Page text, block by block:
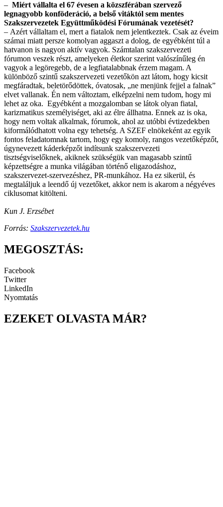
– Miért vállalta el 67 évesen a közszférában szervező
legnagyobb konföderáció, a belső vitáktól sem mentes
Szakszervezetek Együttműködési Fórumának vezetését?
– Azért vállaltam el, mert a fiatalok nem jelentkeztek. Csak az éveim
számai miatt persze komolyan aggaszt a dolog, de egyébként túl a
hatvanon is nagyon aktív vagyok. Számtalan szakszervezeti
fórumon veszek részt, amelyeken életkor szerint valószínűleg én
vagyok a legöregebb, de a legfiatalabbnak érzem magam. A
különböző szintű szakszervezeti vezetőkön azt látom, hogy kicsit
megfáradtak, beletörődöttek, óvatosak, „ne menjünk fejjel a falnak”
elvet vallanak. Én nem változtam, elképzelni nem tudom, hogy mi
lehet az oka. Egyébként a mozgalomban se látok olyan fiatal,
karizmatikus személyiséget, aki az élre állhatna. Ennek az is oka,
hogy nem voltak alkalmak, fórumok, ahol az utóbbi évtizedekben
kiformálódhatott volna egy tehetség. A SZEF elnökeként az egyik
fontos feladatomnak tartom, hogy egy komoly, rangos vezetőképzőt,
úgynevezett káderképzőt indítsunk szakszervezeti
tisztségviselőknek, akiknek szükségük van magasabb szintű
képzettségre a munka világában történő eligazodáshoz,
szakszervezet-szervezéshez, PR-munkához. Ha ez sikerül, és
megtaláljuk a leendő új vezetőket, akkor nem is akarom a négyéves
ciklusomat kitölteni.
Kun J. Erzsébet
Forrás: Szakszervezetek.hu
MEGOSZTÁS:
Facebook
Twitter
LinkedIn
Nyomtatás
EZEKET OLVASTA MÁR?